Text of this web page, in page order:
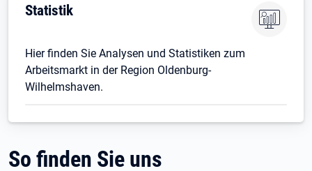
Statistik
Hier finden Sie Analysen und Statistiken zum
Arbeitsmarkt in der Region Oldenburg-
Wilhelmshaven.
So finden Sie uns